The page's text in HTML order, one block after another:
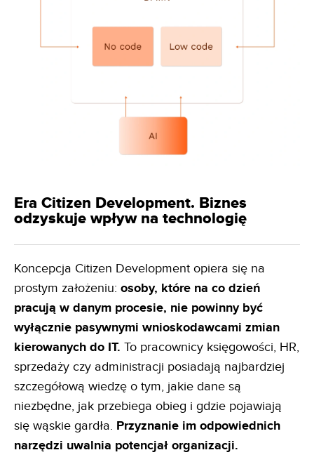
Era Citizen Development. Biznes
odzyskuje wpływ na technologię
Koncepcja Citizen Development opiera się na
prostym założeniu: osoby, które na co dzień
pracują w danym procesie, nie powinny być
wyłącznie pasywnymi wnioskodawcami zmian
kierowanych do IT. To pracownicy księgowości, HR,
sprzedaży czy administracji posiadają najbardziej
szczegółową wiedzę o tym, jakie dane są
niezbędne, jak przebiega obieg i gdzie pojawiają
się wąskie gardła. Przyznanie im odpowiednich
narzędzi uwalnia potencjał organizacji.